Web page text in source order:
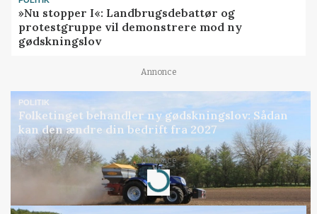
»Nu stopper I«: Landbrugsdebattør og
protestgruppe vil demonstrere mod ny
gødskningslov
Annonce
POLITIK
Folketinget behandler ny gødskningslov: Sådan
kan den ændre din bedrift fra 2027
Annonce
Loading...